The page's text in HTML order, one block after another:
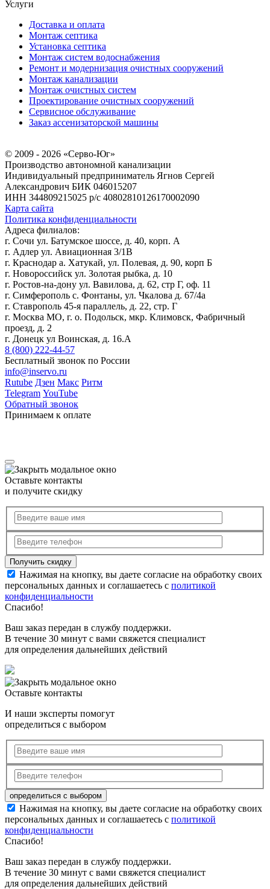
Услуги
Доставка и оплата
Монтаж септика
Установка септика
Монтаж систем водоснабжения
Ремонт и модернизация очистных сооружений
Монтаж канализации
Монтаж очистных систем
Проектирование очистных сооружений
Сервисное обслуживание
Заказ ассенизаторской машины
© 2009 - 2026 «Серво-Юг»
Производство автономной канализации
Индивидуальный предприниматель Ягнов Сергей
Александрович БИК 046015207
ИНН 344809215025 р/с 40802810126170002090
Карта сайта
Политика конфиденциальности
Адреса филиалов:
г. Сочи ул. Батумское шоссе, д. 40, корп. А
г. Адлер ул. Авиационная 3/1В
г. Краснодар а. Хатукай, ул. Полевая, д. 90, корп Б
г. Новороссийск ул. Золотая рыбка, д. 10
г. Ростов-на-дону ул. Вавилова, д. 62, стр Г, оф. 11
г. Симферополь с. Фонтаны, ул. Чкалова д. 67/4а
г. Ставрополь 45-я параллель, д. 22, стр. Г
г. Москва МО, г. о. Подольск, мкр. Климовск, Фабричный
проезд, д. 2
г. Донецк ул Воинская, д. 16.А
8 (800) 222-44-57
Бесплатный звонок по России
info@inservo.ru
Rutube Дзен Макс Ритм
Telegram YouTube
Обратный звонок
Принимаем к оплате
Оставьте контакты
и получите скидку
Нажимая на кнопку, вы даете согласие на обработку своих
персональных данных и соглашаетесь с политикой
конфиденциальности
Спасибо!
Ваш заказ передан в службу поддержки.
В течение 30 минут с вами свяжется специалист
для определения дальнейших действий
Оставьте контакты
И наши эксперты помогут
определиться с выбором
Нажимая на кнопку, вы даете согласие на обработку своих
персональных данных и соглашаетесь с политикой
конфиденциальности
Спасибо!
Ваш заказ передан в службу поддержки.
В течение 30 минут с вами свяжется специалист
для определения дальнейших действий